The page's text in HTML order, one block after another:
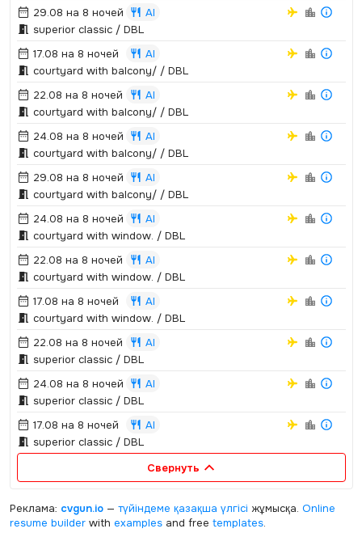
29.08 на 8 ночей
AI
superior classic / DBL
17.08 на 8 ночей
AI
courtyard with balcony/ / DBL
22.08 на 8 ночей
AI
courtyard with balcony/ / DBL
24.08 на 8 ночей
AI
courtyard with balcony/ / DBL
29.08 на 8 ночей
AI
courtyard with balcony/ / DBL
24.08 на 8 ночей
AI
courtyard with window.­ / DBL
22.08 на 8 ночей
AI
courtyard with window.­ / DBL
17.08 на 8 ночей
AI
courtyard with window.­ / DBL
22.08 на 8 ночей
AI
superior classic / DBL
24.08 на 8 ночей
AI
superior classic / DBL
17.08 на 8 ночей
AI
superior classic / DBL
Свернуть
Реклама: cvgun.io— түйіндеме қазақша үлгісі жұмысқа. Online
resume builderwith examplesand free templates.